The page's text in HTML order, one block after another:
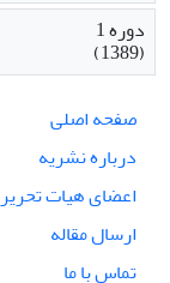
دوره 1
(1389)
صفحه اصلی
درباره نشریه
اعضای هیات
ارسال مقاله
تماس با ما